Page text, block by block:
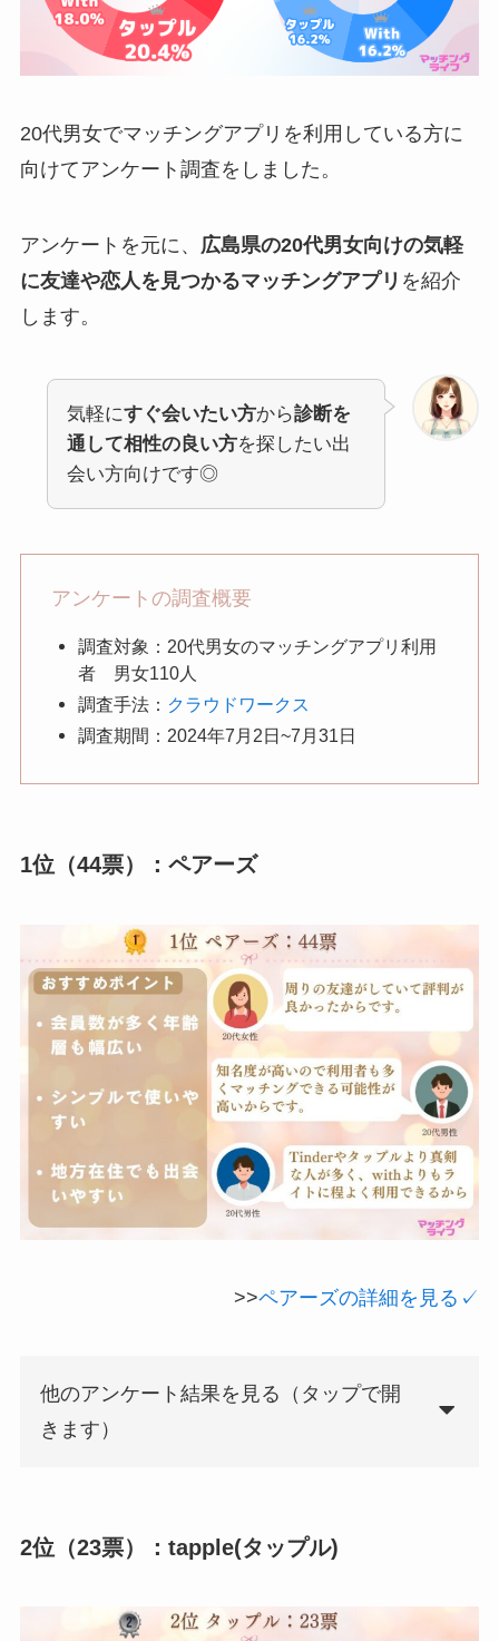
20代男女でマッチングアプリを利用している方に
向けてアンケート調査をしました。
アンケートを元に、
広島県の20代男女向けの気軽
に友達や恋人を見つかるマッチングアプリ を紹介
します。
気軽にすぐ会いたい方から診断を
通して相性の良い方を探したい出
会い方向けです◎
アンケートの調査概要
調査対象：20代男女のマッチングアプリ利用
者 男女110人
調査手法： クラウドワークス
調査期間：2024年7月2日~7月31日
1位（44票）：ペアーズ
>>ペアーズの詳細を見る✓
他のアンケート結果を見る（タップで開
きます）
2位（23票）：tapple(タップル)